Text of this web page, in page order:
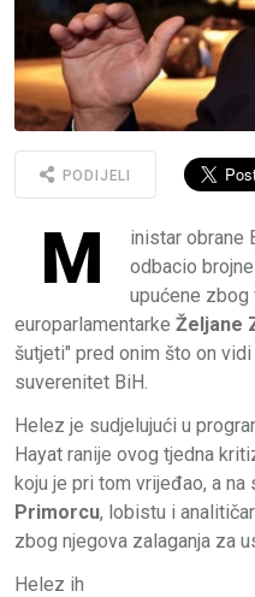
PODIJELI
M inistar obrane
odbacio
upućene zbog
europarlamentarke Željane
šutjeti" pred onim što on
suverenitet BiH.
Helez je sudjelujući u
Hayat ranije ovog tjedna
koju je pri tom vrijeđao, a na
Primorcu, lobistu i
zbog njegova zalaganja za
Helez ih